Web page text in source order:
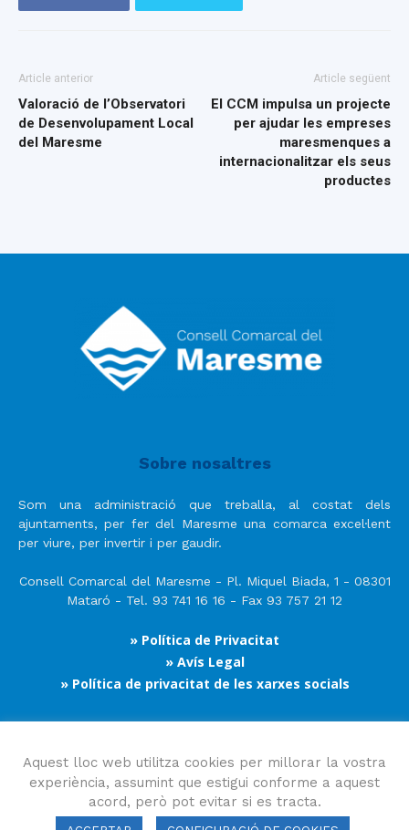
Article anterior
Valoració de l’Observatori
de Desenvolupament Local
del Maresme
Article següent
El CCM impulsa un projecte
per ajudar les empreses
maresmenques a
internacionalitzar els seus
productes
Sobre nosaltres
Som una administració que treballa, al costat dels
ajuntaments, per fer del Maresme una comarca excel·lent
per viure, per invertir i per gaudir.
Consell Comarcal del Maresme - Pl. Miquel Biada, 1 - 08301
Mataró - Tel. 93 741 16 16 - Fax 93 757 21 12
» Política de Privacitat
» Avís Legal
» Política de privacitat de les xarxes socials
Segueix-nos
Aquest lloc web utilitza cookies per millorar la vostra
experiència, assumint que estigui conforme a aquest
acord, però pot evitar si es tracta.